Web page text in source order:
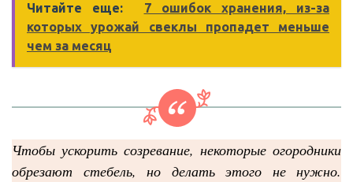
Читайте еще:
7 ошибок хранения, из-за
которых урожай свеклы пропадет меньше
чем за месяц
Чтобы ускорить созревание, некоторые огородники
обрезают стебель, но делать этого не нужно.